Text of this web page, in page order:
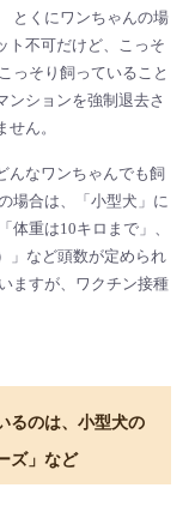
とくにワンちゃんの場
ト不可だけど、こっそ
っそり飼っていること
ンションを強制退去さ
ん。
んなワンちゃんでも飼
場合は、「小型犬」に
体重は10キロまで」、
」など頭数が定められ
ますが、ワクチン接種
るのは、小型犬の
ズ」など